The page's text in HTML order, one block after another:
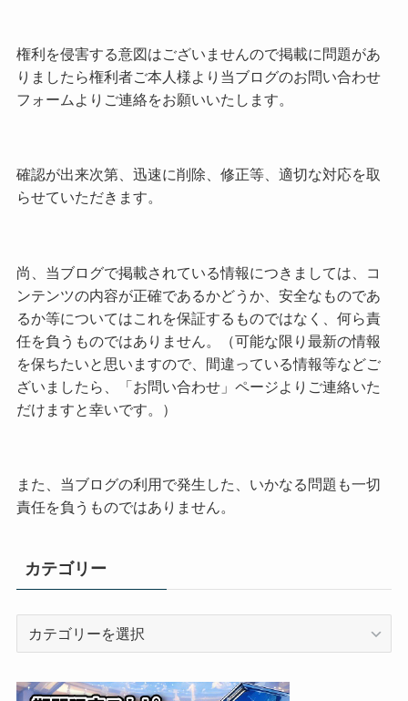
権利を侵害する意図はございませんので掲載に問題があ
りましたら権利者ご本人様より当ブログのお問い合わせ
フォームよりご連絡をお願いいたします。
確認が出来次第、迅速に削除、修正等、適切な対応を取
らせていただきます。
尚、当ブログで掲載されている情報につきましては、コ
ンテンツの内容が正確であるかどうか、安全なものであ
るか等についてはこれを保証するものではなく、何ら責
任を負うものではありません。（可能な限り最新の情報
を保ちたいと思いますので、間違っている情報等などご
ざいましたら、「お問い合わせ」ページよりご連絡いた
だけますと幸いです。）
また、当ブログの利用で発生した、いかなる問題も一切
責任を負うものではありません。
カテゴリー
リ